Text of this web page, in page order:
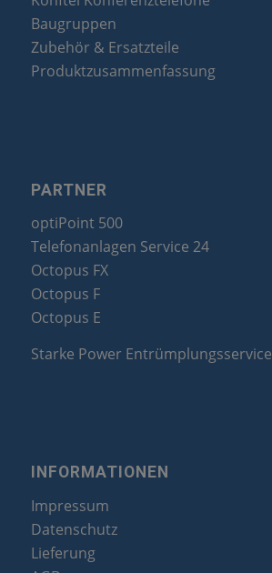
Baugruppen
Zubehör & Ersatzteile
Produktzusammenfassung
PARTNER
optiPoint 500
Telefonanlagen Service 24
Octopus FX
Octopus F
Octopus E
Starke Power Entrümplungsservice
INFORMATIONEN
Impressum
Datenschutz
Lieferung